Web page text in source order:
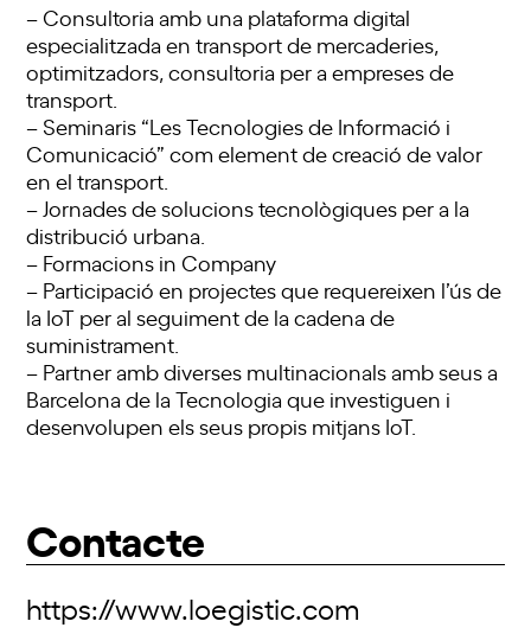
– Consultoria amb una plataforma digital
especialitzada en transport de mercaderies,
optimitzadors, consultoria per a empreses de
transport.
– Seminaris “Les Tecnologies de Informació i
Comunicació” com element de creació de valor
en el transport.
– Jornades de solucions tecnològiques per a la
distribució urbana.
– Formacions in Company
– Participació en projectes que requereixen l’ús de
la IoT per al seguiment de la cadena de
suministrament.
– Partner amb diverses multinacionals amb seus a
Barcelona de la Tecnologia que investiguen i
desenvolupen els seus propis mitjans IoT.
Contacte
https://www.loegistic.com